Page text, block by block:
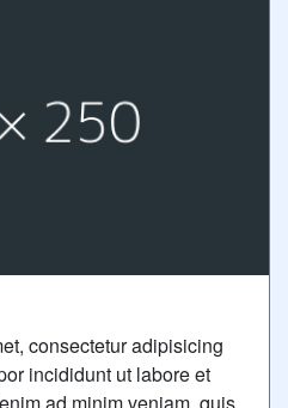
consectetur adipisicing
incididunt ut labore et